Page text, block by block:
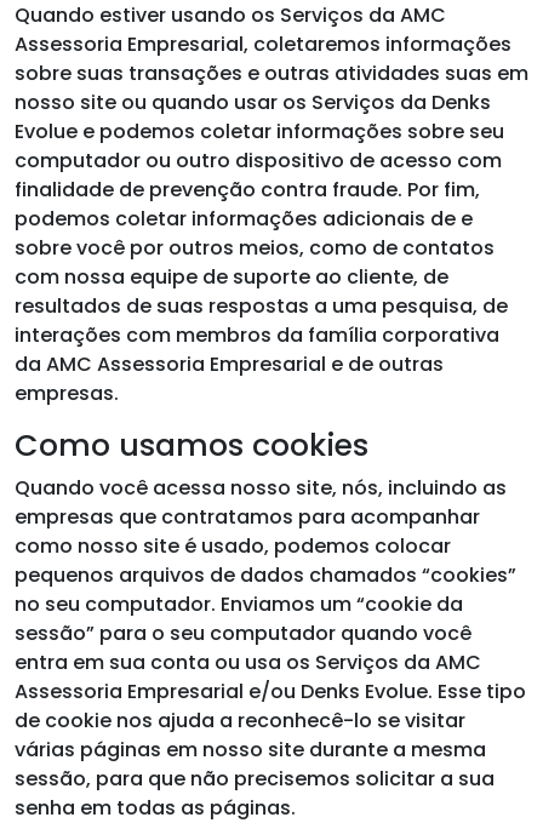
Quando estiver usando os Serviços da AMC
Assessoria Empresarial, coletaremos informações
sobre suas transações e outras atividades suas em
nosso site ou quando usar os Serviços da Denks
Evolue e podemos coletar informações sobre seu
computador ou outro dispositivo de acesso com
finalidade de prevenção contra fraude. Por fim,
podemos coletar informações adicionais de e
sobre você por outros meios, como de contatos
com nossa equipe de suporte ao cliente, de
resultados de suas respostas a uma pesquisa, de
interações com membros da família corporativa
da AMC Assessoria Empresarial e de outras
empresas.
Como usamos cookies
Quando você acessa nosso site, nós, incluindo as
empresas que contratamos para acompanhar
como nosso site é usado, podemos colocar
pequenos arquivos de dados chamados “cookies”
no seu computador. Enviamos um “cookie da
sessão” para o seu computador quando você
entra em sua conta ou usa os Serviços da AMC
Assessoria Empresarial e/ou Denks Evolue. Esse tipo
de cookie nos ajuda a reconhecê-lo se visitar
várias páginas em nosso site durante a mesma
sessão, para que não precisemos solicitar a sua
senha em todas as páginas.